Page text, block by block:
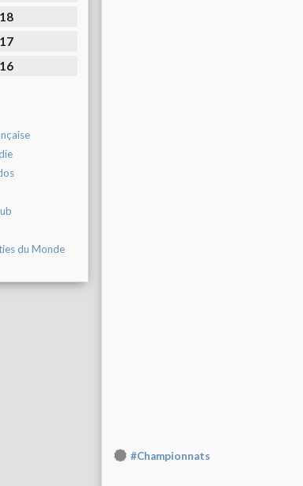
du Monde
#Championnats